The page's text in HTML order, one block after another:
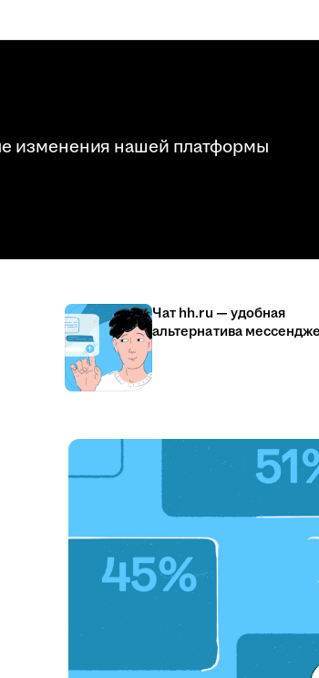
изменения нашей платформы
Чат hh.ru — удобная
альтернатива